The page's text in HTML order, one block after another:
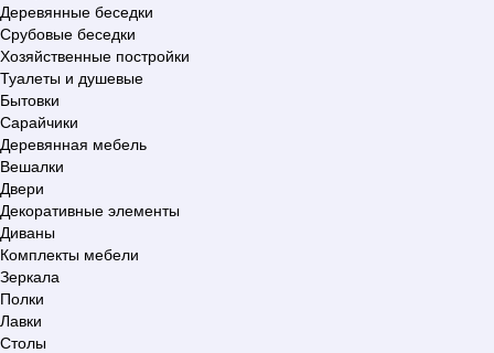
Деревянные беседки
Срубовые беседки
Хозяйственные постройки
Туалеты и душевые
Бытовки
Сарайчики
Деревянная мебель
Вешалки
Двери
Декоративные элементы
Диваны
Комплекты мебели
Зеркала
Полки
Лавки
Столы